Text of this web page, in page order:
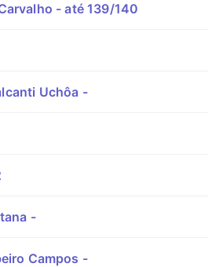
- até 139/140
Uchôa -
-
Campos -